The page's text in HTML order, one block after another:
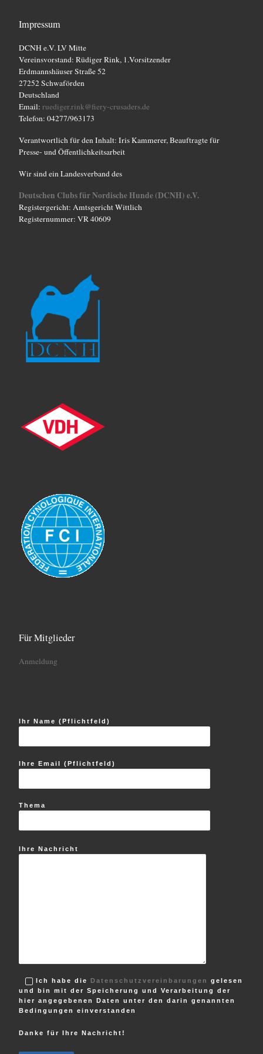
Impressum
DCNH e.V. LV Mitte
Vereinsvorstand: Rüdiger Rink, 1.Vorsitzender
Erdmannshäuser Straße 52
27252 Schwaförden
Deutschland
Email: ruediger.rink@fiery-crusaders.de
Telefon: 04277/963173
Verantwortlich für den Inhalt: Iris Kammerer, Beauftragte für
Presse- und Öffentlichkeitsarbeit
Wir sind ein Landesverband des
Deutschen Clubs für Nordische Hunde (DCNH) e.V.
Registergericht: Amtsgericht Wittlich
Registernummer: VR 40609
Für Mitglieder
Anmeldung
Ihr Name (Pflichtfeld)
Ihre Email (Pflichtfeld)
Thema
Ihre Nachricht
Ich habe die Datenschutzvereinbarungen
gelesen
und bin mit der Speicherung und Verarbeitung der
hier angegebenen Daten unter den darin genannten
Bedingungen einverstanden
Danke für Ihre Nachricht!
i